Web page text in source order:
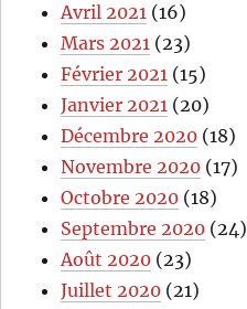
Avril 2021 (16)
Mars 2021 (23)
Février 2021 (15)
Janvier 2021 (20)
Décembre 2020 (18)
Novembre 2020 (17)
Octobre 2020 (18)
Septembre 2020 (24)
Août 2020 (23)
Juillet 2020 (21)